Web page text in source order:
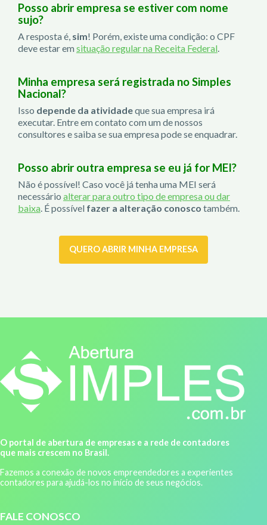
Posso abrir empresa se estiver com nome
sujo?
A resposta é, sim! Porém, existe uma condição: o CPF
deve estar emsituação regular na Receita Federal.
Minha empresa será registrada no Simples
Nacional?
Isso depende da atividadeque sua empresa irá
executar. Entre em contato com um de nossos
consultores e saiba se sua empresa pode se enquadrar.
Posso abrir outra empresa se eu já for MEI?
Não é possível! Caso você já tenha uma MEI será
necessário alterar para outro tipo de empresa ou dar
baixa. É possível fazer a alteração conosco também.
QUERO ABRIR MINHA EMPRESA
O portal de abertura de empresas e a rede de contadores
que mais crescem no Brasil.
Fazemos a conexão de novos empreendedores a experientes
contadores para ajudá-los no início de seus negócios.
FALE CONOSCO